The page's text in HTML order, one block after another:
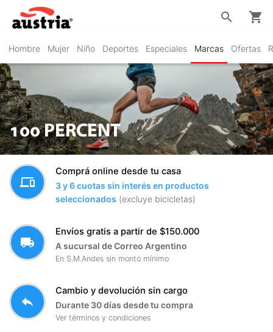
Hombre Mujer Niño Deportes Especiales Marcas Ofertas
search shopping_cart
100 PERCENT
devices
Comprá online desde tu casa
3 y 6 cuotas sin interés en productos
seleccionados (excluye bicicletas)
local_shipping
Envíos gratis a partir de $150.000
A sucursal de Correo Argentino
En S.M.Andes sin monto mínimo
reply
Cambio y devolución sin cargo
Durante 30 días desde tu compra
Ver términos y condiciones